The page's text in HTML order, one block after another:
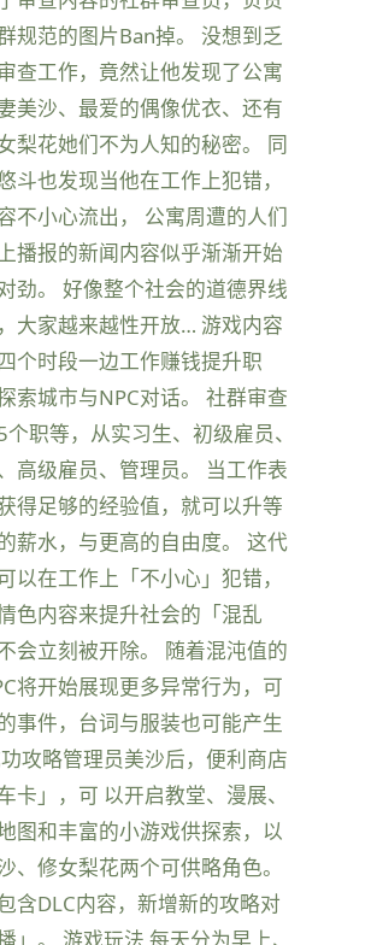
规范的图片Ban掉。 没想到乏
查工作，竟然让他发现了公寓
美沙、最爱的偶像优衣、还有
梨花她们不为人知的秘密。 同
斗也发现当他在工作上犯错，
不小心流出， 公寓周遭的人们
播报的新闻内容似乎渐渐开始
劲。 好像整个社会的道德界线
大家越来越性开放… 游戏内容
个时段一边工作赚钱提升职
索城市与NPC对话。 社群审查
职等，从实习生、初级雇员、
高级雇员、管理员。 当工作表
得足够的经验值，就可以升等
薪水，与更高的自由度。 这代
以在工作上「不小心」犯错，
色内容来提升社会的「混乱
会立刻被开除。 随着混沌值的
将开始展现更多异常行为，可
事件，台词与服装也可能产生
攻略管理员美沙后，便利商店
卡」，可 以开启教堂、漫展、
图和丰富的小游戏供探索，以
、修女梨花两个可供略角色。
含DLC内容，新增新的攻略对
」。 游戏玩法 每天分为早上、